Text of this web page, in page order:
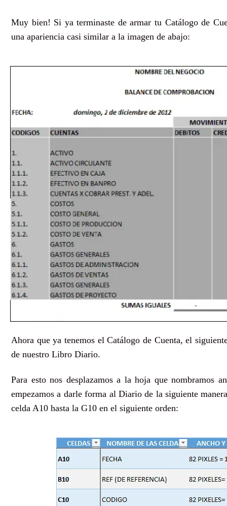
Muy bien! Si ya terminaste de armar tu Catálogo de
una apariencia casi similar a la imagen de abajo:
Ahora que ya tenemos el Catálogo de Cuenta, el
de nuestro Libro Diario.
Para esto nos desplazamos a la hoja que nombramos
empezamos a darle forma al Diario de la siguiente
celda A10 hasta la G10 en el siguiente orden: